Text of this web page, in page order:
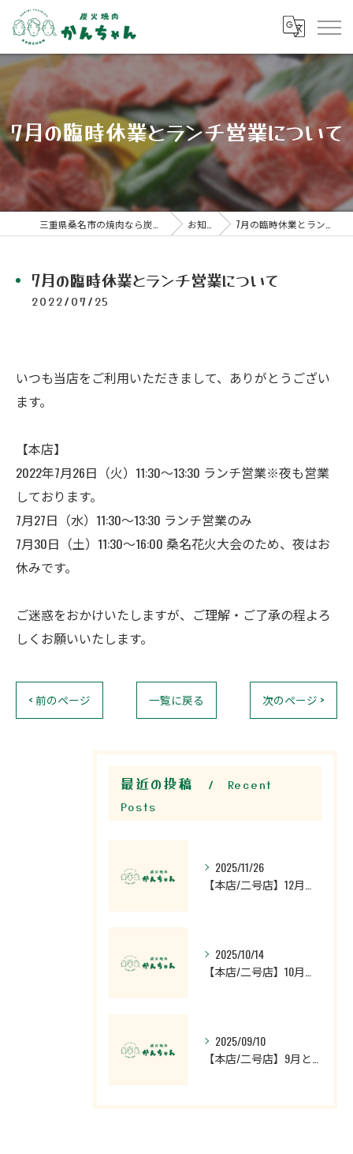
7月の臨時休業とランチ営業について
お知らせ 7月の臨時休業とランチ営業について
7月の臨時休業とランチ営業について
2022/07/25
いつも当店をご利用いただきまして、ありがとうござい
ます。
【本店】
2022年7月26日（火）11:30～13:30 ランチ営業※夜も営業
しております。
7月27日（水）11:30～13:30 ランチ営業のみ
7月30日（土）11:30～16:00 桑名花火大会のため、夜はお
休みです。
ご迷惑をおかけいたしますが、ご理解・ご了承の程よろ
しくお願いいたします。
< 前のページ 一覧に戻る 次のページ >
最近の投稿
Recent
Posts
2025/11/26
2025/10/14
2025/09/10